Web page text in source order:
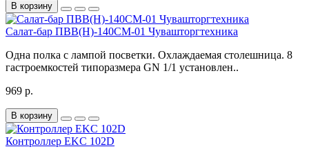
В корзину
Салат-бар ПВВ(Н)-140СМ-01 Чувашторгтехника
Одна полка с лампой посветки. Охлаждаемая столешница. 8
гастроемкостей типоразмера GN 1/1 установлен..
969 р.
В корзину
Контроллер EKC 102D